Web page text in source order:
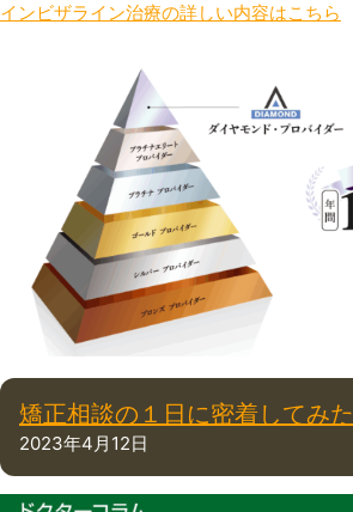
インビザライン治療の詳しい内容はこちら
矯正相談の１日に密着してみた
2023年4月12日